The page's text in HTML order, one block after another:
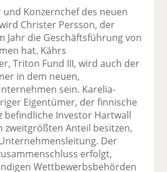
Konzernchef des neuen
Christer Persson, der
Jahr die Geschäftsführung von
hat. Kährs
Triton Fund III, wird auch der
in dem neuen,
sein. Karelia-
Eigentümer, der finnische
befindliche Investor Hartwall
zweitgrößten Anteil besitzen,
Der
erfolgt,
Wettbewerbsbehörden